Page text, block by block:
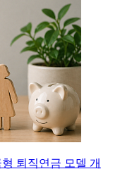
퇴직연금 모델 개